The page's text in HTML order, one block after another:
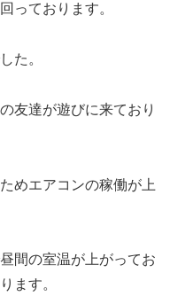
っております。
た。
友達が遊びに来ており
めエアコンの稼働が上
間の室温が上がってお
ます。